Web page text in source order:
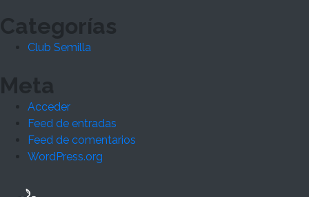
Categorías
Club Semilla
Meta
Acceder
Feed de entradas
Feed de comentarios
WordPress.org